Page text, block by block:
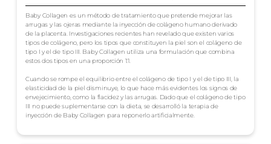
Baby Collagen es un método de tratamiento que pretende mejorar las
arrugas y las ojeras mediante la inyección de colágeno humano derivado
de la placenta. Investigaciones recientes han revelado que existen varios
tipos de colágeno, pero los tipos que constituyen la piel son el colágeno de
tipo I y el de tipo III. Baby Collagen utiliza una formulación que combina
estos dos tipos en una proporción 1:1.
Cuando se rompe el equilibrio entre el colágeno de tipo I y el de tipo III, la
elasticidad de la piel disminuye, lo que hace más evidentes los signos de
envejecimiento, como la flacidez y las arrugas. Dado que el colágeno de tipo
III no puede suplementarse con la dieta, se desarrolló la terapia de
inyección de Baby Collagen para reponerlo artificialmente.